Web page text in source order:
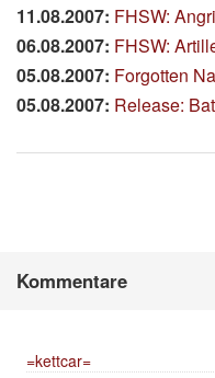
11.08.2007: FHSW:
06.08.2007: FHSW:
05.08.2007: Forgotten
05.08.2007: Release:
Kommentare
=kettcar=